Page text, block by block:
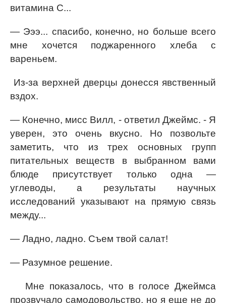
витамина С...
— Эээ... спасибо, конечно, но больше всего
мне хочется поджаренного хлеба с
вареньем.
Из-за верхней дверцы донесся явственный
вздох.
— Конечно, мисс Вилл, - ответил Джеймс. - Я
уверен, это очень вкусно. Но позвольте
заметить, что из трех основных групп
питательных веществ в выбранном вами
блюде присутствует только одна —
углеводы, а результаты научных
исследований указывают на прямую связь
между...
— Ладно, ладно. Съем твой салат!
— Разумное решение.
Мне показалось, что в голосе Джеймса
прозвучало самодовольство, но я еще не до